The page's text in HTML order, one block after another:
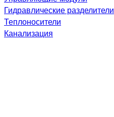
Гидравлические разделители
Теплоносители
Канализация